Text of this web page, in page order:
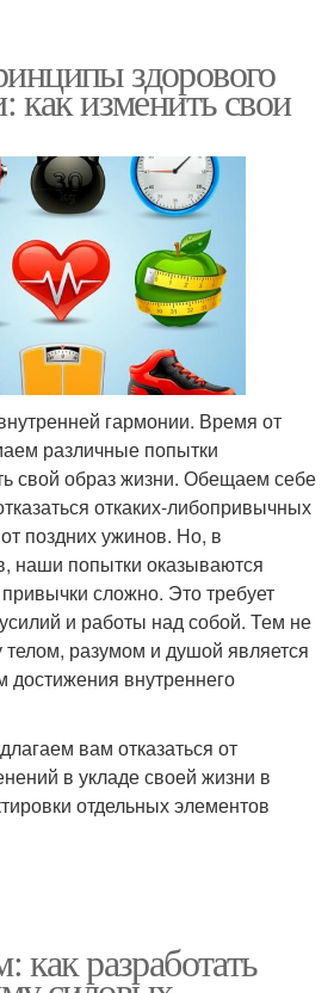
здорового
как изменить свои
гармонии. Время от
различные попытки
свой образ жизни. Обещаем себе
откаких-либопривычных
поздних ужинов. Но, в
наши попытки оказываются
сложно. Это требует
и работы над собой. Тем не
разумом и душой является
внутреннего
вам отказаться от
в укладе своей жизни в
отдельных элементов
разработать